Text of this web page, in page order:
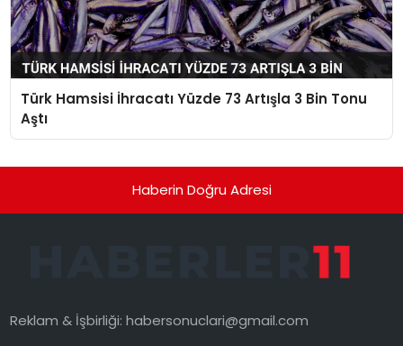
Türk Hamsisi İhracatı Yüzde 73 Artışla 3 Bin Tonu
Aştı
Haberin Doğru Adresi
Reklam & İşbirliği:habersonuclari@gmail.com